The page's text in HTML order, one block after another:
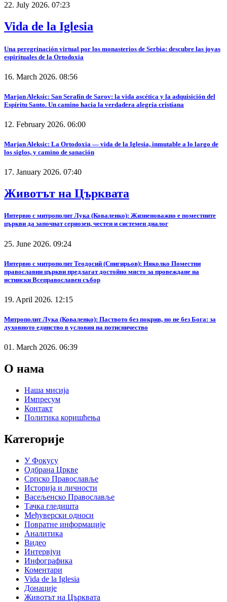
22. July 2026. 07:23
Vida de la Iglesia
Una peregrinación virtual por los monasterios de Serbia: descubre las joyas
espirituales de la Ortodoxia
16. March 2026. 08:56
Marjan Aleksic: San Serafín de Sarov: la vida ascética y la adquisición del
Espíritu Santo. Un camino hacia la verdadera alegría cristiana
12. February 2026. 06:00
Marjan Aleksic: La Ortodoxia — vida de la Iglesia, inmutable a lo largo de
los siglos, y camino de sanación
17. January 2026. 07:40
Животът на Църквата
Интервю с митрополит Лука (Коваленко): Жизненоважно е поместните
църкви да започнат сериозен, честен и системен диалог
25. June 2026. 09:24
Интервю с митрополит Теодосий (Снигирьов): Няколко Поместни
православни църкви предлагат достойно място за провеждане на
истински Всеправославен събор
19. April 2026. 12:15
Митрополит Лука (Коваленко): Паството без покрив, но не без Бога: за
духовното единство в условия на потисничество
01. March 2026. 06:39
О нама
Наша мисија
Импресум
Контакт
Политика коришћења
Категорије
У Фокусу
Одбрана Цркве
Српско Православље
Историја и личности
Васељенско Православље
Тачка гледишта
Међуверски односи
Повратне информације
Аналитика
Видео
Интервјуи
Инфографика
Коментари
Vida de la Iglesia
Донације
Животът на Църквата